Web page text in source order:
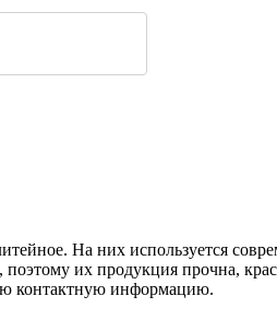
На них используется
их продукция прочна,
контактную информацию.